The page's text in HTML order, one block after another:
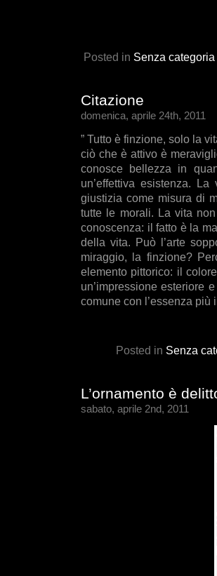
Posted in Senza categoria
Citazione
domenica, aprile 24th, 2011
” Tutto è finzione, solo la
ciò che è attivo è
conosce bellezza in
un’effettiva esistenza.
giustizia come misura di
tutte le morali. La vita
conoscenza: il fatto è la
della vita. Può l’arte
miraggio, la finzione?
elemento pittorico: il
un’impressione esteriore
comune con l’essenza più
Posted in Senza
L’ornamento è
sabato, aprile 2nd, 2011